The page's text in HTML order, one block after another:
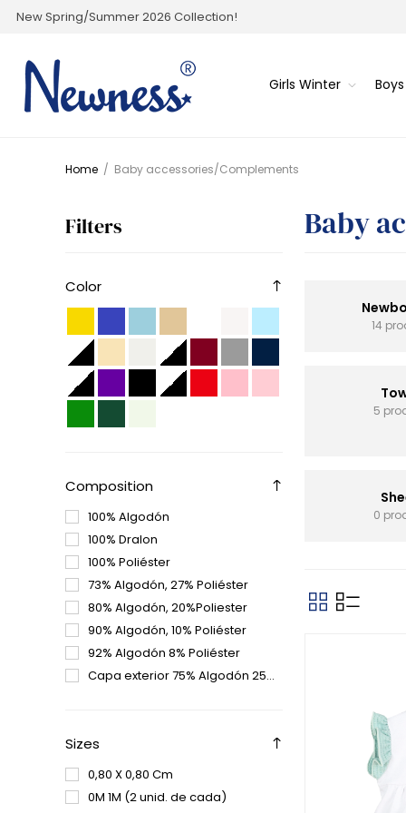
New Spring/Summer 2026 Collection!
Girls Winter
Home / Baby accessories/Complements
Filters
Color
Composition
100% Algodón
100% Dralon
100% Poliéster
73% Algodón, 27% Poliéster
80% Algodón, 20%Poliester
90% Algodón, 10% Poliéster
92% Algodón 8% Poliéster
Capa exterior 75% Algodón 25% Polyester - Relleno 100% Poliéster, Forro 100% Algodón
Sizes
0,80 X 0,80 Cm
0M 1M (2 unid. de cada)
Baby
14
5
0